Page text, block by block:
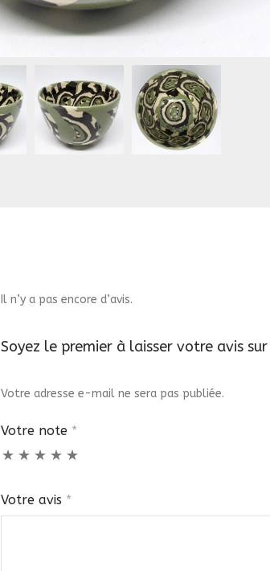
Il n’y a pas encore d’avis.
Soyez le premier à laisser votre avis
Votre adresse e-mail ne sera pas publiée.
Votre note *
Votre avis *